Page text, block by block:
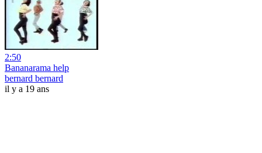
2:50
Bananarama help
bernard bernard
il y a 19 ans